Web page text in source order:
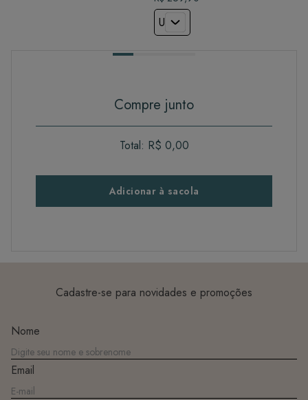
U
Compre junto
Total: R$ 0,00
Adicionar à sacola
Cadastre-se para novidades e promoções
Nome
Email